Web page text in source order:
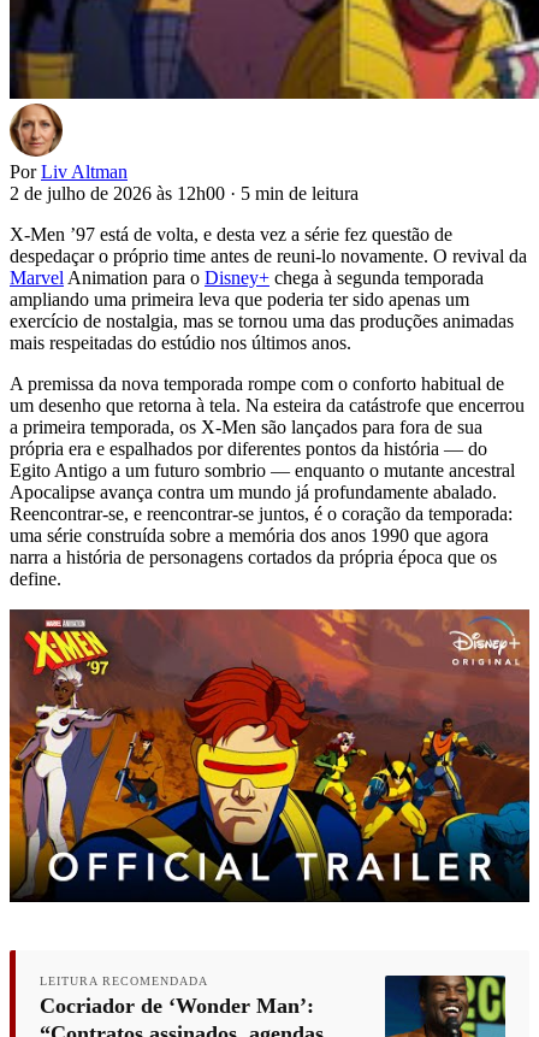
Por Liv Altman
2 de julho de 2026 às 12h00 · 5 min de leitura
X-Men ’97 está de volta, e desta vez a série fez questão de
despedaçar o próprio time antes de reuni-lo novamente. O revival da
Marvel Animation para o Disney+ chega à segunda temporada
ampliando uma primeira leva que poderia ter sido apenas um
exercício de nostalgia, mas se tornou uma das produções animadas
mais respeitadas do estúdio nos últimos anos.
A premissa da nova temporada rompe com o conforto habitual de
um desenho que retorna à tela. Na esteira da catástrofe que encerrou
a primeira temporada, os X-Men são lançados para fora de sua
própria era e espalhados por diferentes pontos da história — do
Egito Antigo a um futuro sombrio — enquanto o mutante ancestral
Apocalipse avança contra um mundo já profundamente abalado.
Reencontrar-se, e reencontrar-se juntos, é o coração da temporada:
uma série construída sobre a memória dos anos 1990 que agora
narra a história de personagens cortados da própria época que os
define.
LEITURA RECOMENDADA
Cocriador de ‘Wonder Man’: